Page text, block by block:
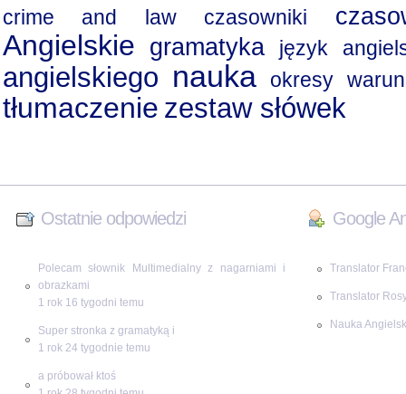
crime and law czasowniki
Angielskie gramatyka język
angielskiego nauka okresy
tłumaczenie zestaw słówek
Ostatnie odpowiedzi
Polecam słownik Multimedialny z nagarniami i
obrazkami
1 rok 16 tygodni temu
Super stronka z gramatyką i
1 rok 24 tygodnie temu
a próbował ktoś
Google
Translator
Translator
Nauka